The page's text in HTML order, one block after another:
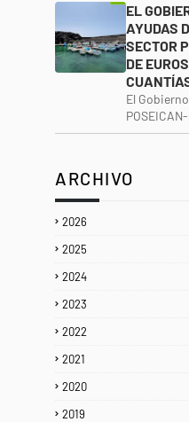
EL
AYUDAS
SECTOR
DE
El
ARCHIVO
2026
2025
2024
2023
2022
2021
2020
2019